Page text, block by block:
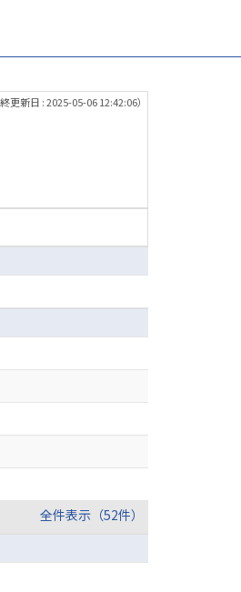
終更新日 : 2025-05-06 12:42:06）
全件表示（52件）